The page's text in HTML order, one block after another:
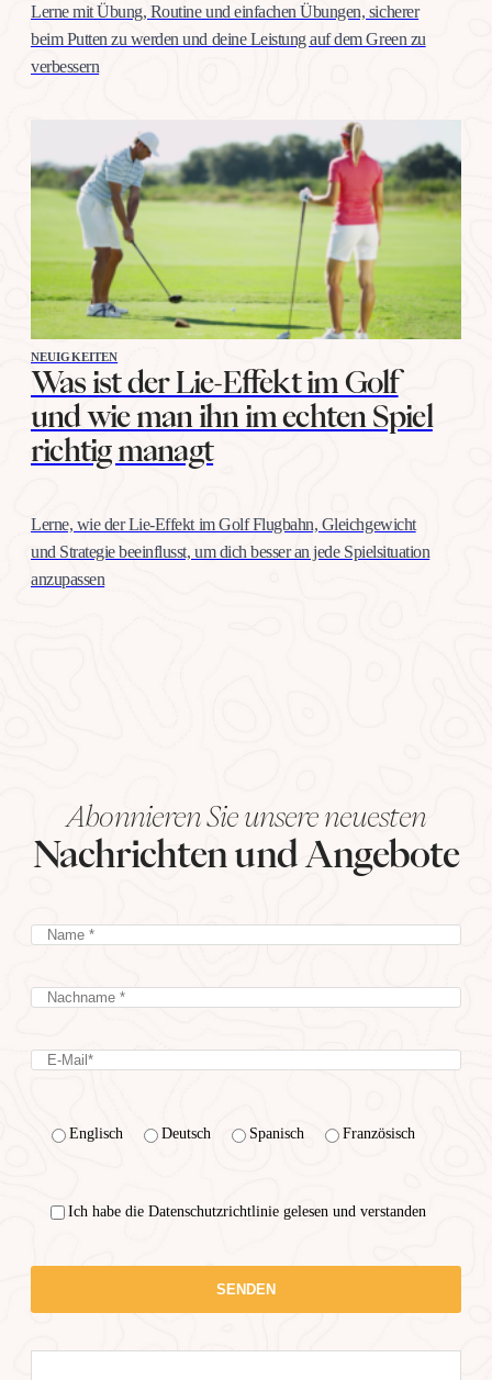
Lerne mit Übung, Routine und einfachen Übungen, sicherer
beim Putten zu werden und deine Leistung auf dem Green zu
verbessern
NEUIGKEITEN
Was ist der Lie-Effekt im Golf
und wie man ihn im echten Spiel
richtig managt
Lerne, wie der Lie-Effekt im Golf Flugbahn, Gleichgewicht
und Strategie beeinflusst, um dich besser an jede Spielsituation
anzupassen
Abonnieren Sie unsere neuesten
Nachrichten und Angebote
Englisch Deutsch Spanisch Französisch
Ich habe die Datenschutzrichtlinie gelesen und verstanden